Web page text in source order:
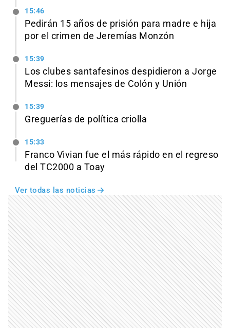
15:46
Pedirán 15 años de prisión para madre e hija
por el crimen de Jeremías Monzón
15:39
Los clubes santafesinos despidieron a Jorge
Messi: los mensajes de Colón y Unión
15:39
Greguerías de política criolla
15:33
Franco Vivian fue el más rápido en el regreso
del TC2000 a Toay
Ver todas las noticias